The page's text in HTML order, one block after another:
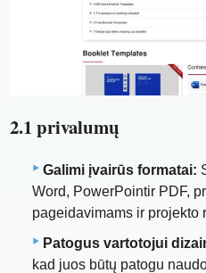
2.1 privalumų
Galimi įvairūs formatai:
Word, PowerPointir PDF,
pageidavimams ir projekto
Patogus vartotojui
kad juos būtų patogu